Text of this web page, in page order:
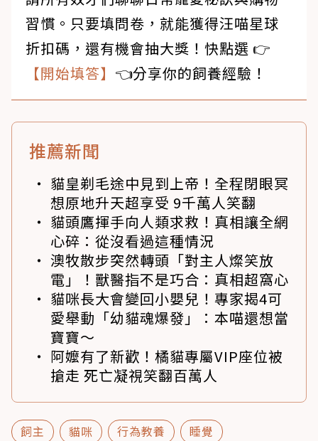
習慣。只要填問卷，就能獲得汪喵星球
折扣碼，還有機會抽大獎！快點選 👉
【開始填答】 👈分享你的飼養經驗！
推薦新聞
貓皇剃毛途中見到上帝！全程閉眼冥
想原地升天超享受 9千萬人笑翻
貓頭鷹揮手向人類求救！真相讓全網
心碎：從沒看過這種情況
澳牧散步突然轉頭「對主人燦笑放
電」！獸醫指不是巧合：真相超窩心
貓咪長大會變回小嬰兒！專家揭4可
愛舉動「幼貓魂爆發」：本喵還想當
寶寶～
阿嬤有了新歡！橘貓專屬VIP座位被
搶走 死亡凝視笑翻百萬人
飼主 貓咪 行為教養 睡覺